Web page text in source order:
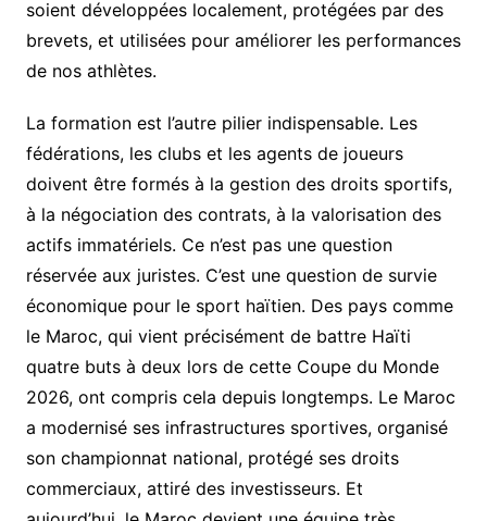
soient développées localement, protégées par des
brevets, et utilisées pour améliorer les performances
de nos athlètes.
La formation est l’autre pilier indispensable. Les
fédérations, les clubs et les agents de joueurs
doivent être formés à la gestion des droits sportifs,
à la négociation des contrats, à la valorisation des
actifs immatériels. Ce n’est pas une question
réservée aux juristes. C’est une question de survie
économique pour le sport haïtien. Des pays comme
le Maroc, qui vient précisément de battre Haïti
quatre buts à deux lors de cette Coupe du Monde
2026, ont compris cela depuis longtemps. Le Maroc
a modernisé ses infrastructures sportives, organisé
son championnat national, protégé ses droits
commerciaux, attiré des investisseurs. Et